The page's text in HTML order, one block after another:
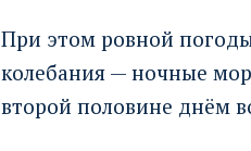
При этом ровной
колебания — ночные
второй половине днём